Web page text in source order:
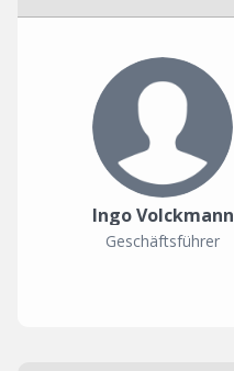
Ingo Volckmann
Geschäftsführer